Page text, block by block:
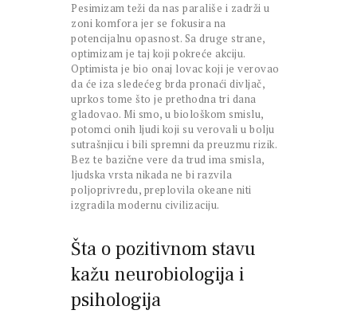
Pesimizam teži da nas parališe i zadrži u
zoni komfora jer se fokusira na
potencijalnu opasnost. Sa druge strane,
optimizam je taj koji pokreće akciju.
Optimista je bio onaj lovac koji je verovao
da će iza sledećeg brda pronaći divljač,
uprkos tome što je prethodna tri dana
gladovao. Mi smo, u biološkom smislu,
potomci onih ljudi koji su verovali u bolju
sutrašnjicu i bili spremni da preuzmu rizik.
Bez te bazične vere da trud ima smisla,
ljudska vrsta nikada ne bi razvila
poljoprivredu, preplovila okeane niti
izgradila modernu civilizaciju.
Šta o pozitivnom stavu
kažu neurobiologija i
psihologija